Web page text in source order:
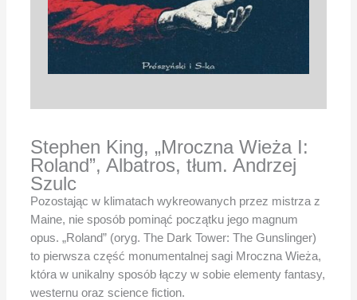
Stephen King, „Mroczna Wieża I:
Roland”, Albatros, tłum. Andrzej
Szulc
Pozostając w klimatach wykreowanych przez mistrza z
Maine, nie sposób pominąć początku jego magnum
opus. „Roland” (oryg. The Dark Tower: The Gunslinger)
to pierwsza część monumentalnej sagi Mroczna Wieża,
która w unikalny sposób łączy w sobie elementy fantasy,
westernu oraz science fiction.